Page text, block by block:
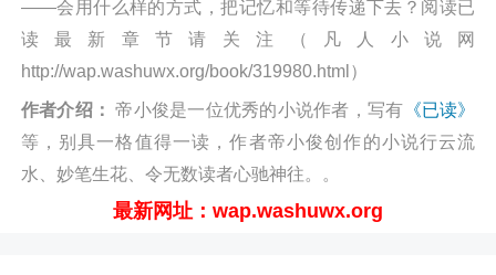
——会用什么样的方式，把记忆和等待传递下去？阅读已
读最新章节请关注（凡人小说网
http://wap.washuwx.org/book/319980.html）
作者介绍： 帝小俊是一位优秀的小说作者，写有 《已读》
等，别具一格值得一读，作者帝小俊创作的小说行云流
水、妙笔生花、令无数读者心驰神往。。
最新网址：wap.washuwx.org